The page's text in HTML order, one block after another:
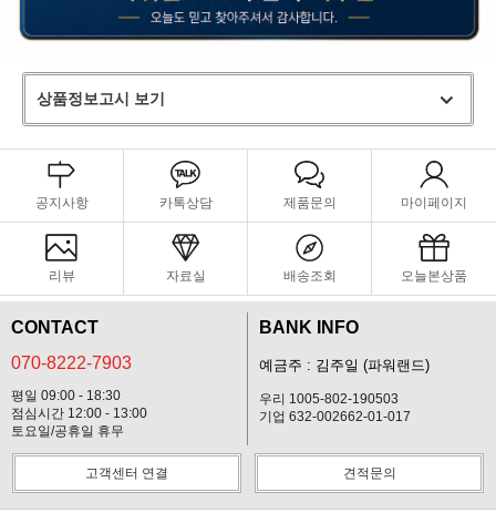
상품정보고시 보기
공지사항 카톡상담 제품문의 마이페이지
리뷰 자료실 배송조회 오늘본상품
CONTACT
070-8222-7903
평일 09:00 - 18:30
점심시간 12:00 - 13:00
토요일/공휴일 휴무
BANK INFO
예금주 : 김주일 (파워랜드)
우리 1005-802-190503
기업 632-002662-01-017
고객센터 연결 견적문의